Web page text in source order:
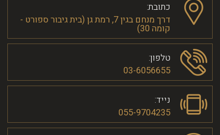
כתובת:
דרך מנחם בגין 7, רמת גן (בית גיבור ספורט -
קומה 30)
טלפון:
03-6056655
נייד:
055-9704235